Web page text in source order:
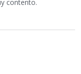
contento.